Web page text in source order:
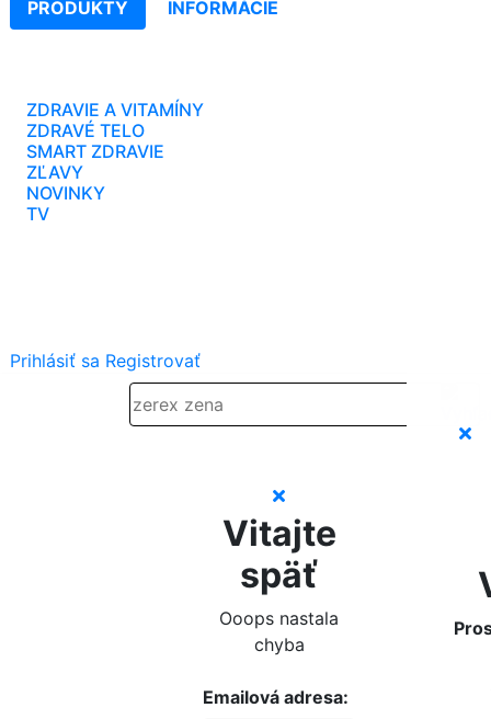
PRODUKTY INFORMÁCIE
ZDRAVIE A VITAMÍNY
ZDRAVÉ TELO
SMART ZDRAVIE
ZĽAVY
NOVINKY
TV
Prihlásiť sa Registrovať
Vitajte
späť
Ooops nastala
chyba
Emailová adresa: